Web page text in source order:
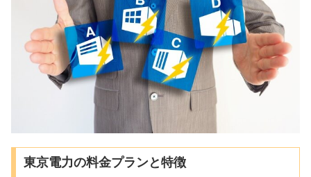
東京電力の料金プランと特徴